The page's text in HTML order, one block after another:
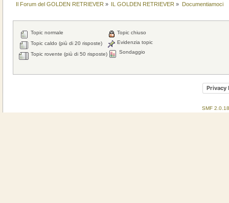
Il Forum del GOLDEN RETRIEVER » IL GOLDEN RETRIEVER » Documentiamoci
Topic normale
Topic caldo (più di 20 risposte)
Topic rovente (più di 50 risposte)
Topic chiuso
Evidenzia topic
Sondaggio
Privacy
SMF 2.0.18